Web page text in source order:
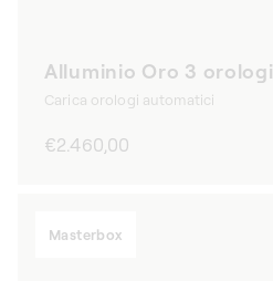
Alluminio Oro 3 orologi
Carica orologi automatici
Prezzo
€2.460,00
Masterbox